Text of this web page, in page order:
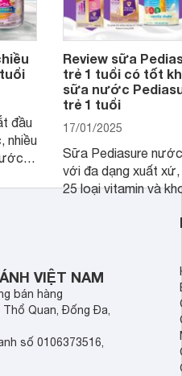
đầu
nhiều
Review sữa
trẻ 1 tuổi có tốt
sữa nước
trẻ 1 tuổi
17/01/2025
Sữa Pediasure
với đa dạng xuất
25 loại vitamin và
VIỆT NAM
bán hàng
Thổ Quan, Đống Đa,
số 0106373516,